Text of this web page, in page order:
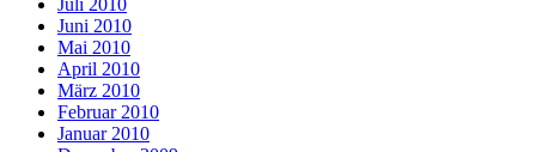
Juli 2010
Juni 2010
Mai 2010
April 2010
März 2010
Februar 2010
Januar 2010